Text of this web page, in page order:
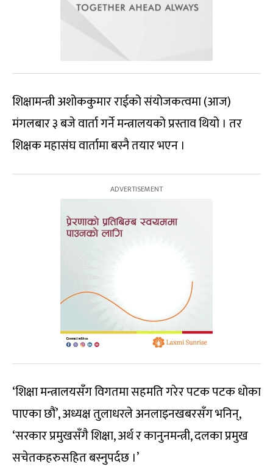
शिक्षामन्त्री अशोककुमार राईको संयोजकत्वमा (आज)
मंगलबार ३ बजे वार्ता गर्ने मन्त्रालयको प्रस्ताव थियो । तर
शिक्षक महासंघ वार्तामा बस्नै तयार भएन ।
‘शिक्षा मन्त्रालयसँग विगतमा सहमति गरेर पटक पटक धोका
पाएका छौं’, अध्यक्ष तुलाधरले अनलाइनखबरसँग भनिन्,
‘सरकार प्रमुखसँगै शिक्षा, अर्थ र कानुनमन्त्री, दलका प्रमुख
सचेतकहरुसहित बस्नुपर्दछ ।’